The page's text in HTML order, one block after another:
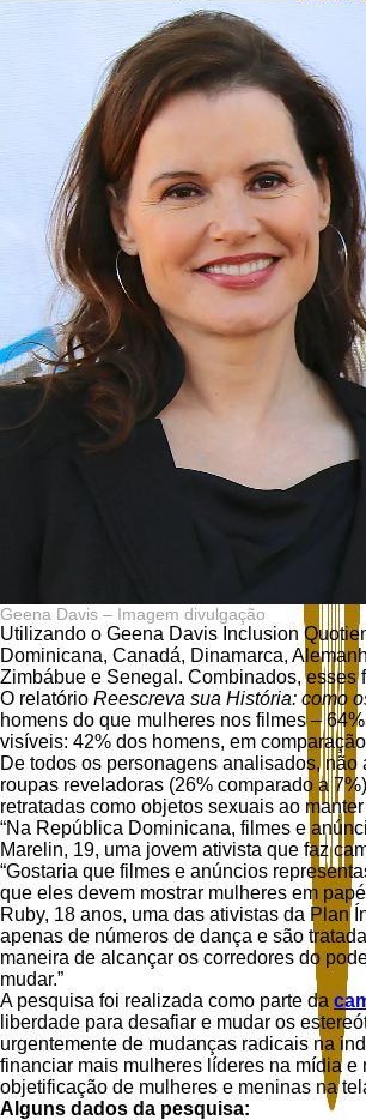
Geena Davis – Imagem divulgação
Utilizando o Geena Davis Inclusion
Dominicana, Canadá, Dinamarca,
Zimbábue e Senegal. Combinados, esses
O relatório Reescreva sua História: como
homens do que mulheres nos filmes –
visíveis: 42% dos homens, em
De todos os personagens analisados,
roupas reveladoras (26% comparado a
retratadas como objetos sexuais ao
“Na República Dominicana, filmes e
Marelin, 19, uma jovem ativista que faz
“Gostaria que filmes e anúncios
que eles devem mostrar mulheres em
Ruby, 18 anos, uma das ativistas da Plan
apenas de números de dança e são
maneira de alcançar os corredores do
mudar.”
A pesquisa foi realizada como parte da
liberdade para desafiar e mudar os
urgentemente de mudanças radicais na
financiar mais mulheres líderes na mídia
objetificação de mulheres e meninas na
Alguns dados da pesquisa: